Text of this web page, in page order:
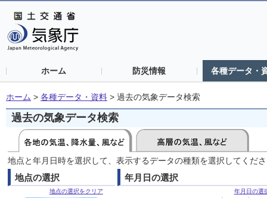
ホーム 防災情報 各種データ・
ホーム > 各種データ・資料 > 過去の気象データ検索
過去の気象データ検索
地点と年月日時を選択して、表示するデータの種類を選択してくだ
地点の選択
地点の選択をクリア
年月日の選択
年月日の選